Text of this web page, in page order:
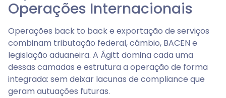
Operações Internacionais
Operações back to back e exportação de serviços
combinam tributação federal, câmbio, BACEN e
legislação aduaneira. A Ágitt domina cada uma
dessas camadas e estrutura a operação de forma
integrada: sem deixar lacunas de compliance que
geram autuações futuras.